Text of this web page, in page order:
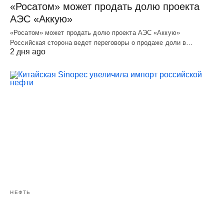
«Росатом» может продать долю проекта
АЭС «Аккую»
«Росатом» может продать долю проекта АЭС «Аккую»
Российская сторона ведет переговоры о продаже доли в…
2 дня ago
НЕФТЬ